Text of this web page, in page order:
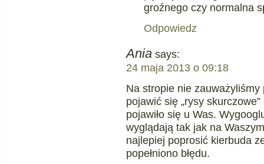
groźnego czy normalna
Odpowiedz
Ania says:
24 maja 2013 o 09:18
Na stropie nie
pojawić się „rysy
pojawiło się u Was.
wyglądają tak jak na
najlepiej poprosić kierbuda
popełniono błędu.